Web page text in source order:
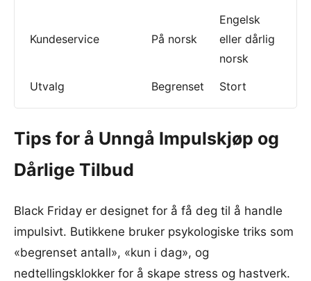
Kundeservice På norsk
Engelsk
eller dårlig
norsk
Utvalg
Begrenset Stort
Tips for å Unngå Impulskjøp og
Dårlige Tilbud
Black Friday er designet for å få deg til å handle
impulsivt. Butikkene bruker psykologiske triks som
«begrenset antall», «kun i dag», og
nedtellingsklokker for å skape stress og hastverk.